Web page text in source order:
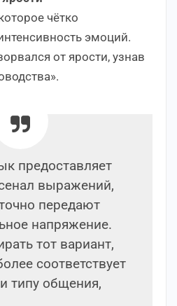
чётко
эмоций.
от ярости, узнав
предоставляет
выражений,
передают
напряжение.
тот вариант,
соответствует
типу общения,